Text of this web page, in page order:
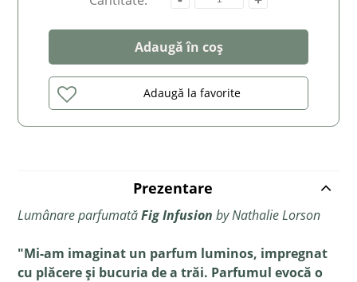
Adaugă în coș
Adaugă la favorite
Prezentare
Lumânare parfumatăFig Infusionby Nathalie Lorson
"Mi-am imaginat un parfum luminos, impregnat
cu plăcere și bucuria de a trăi. Parfumul evocă o